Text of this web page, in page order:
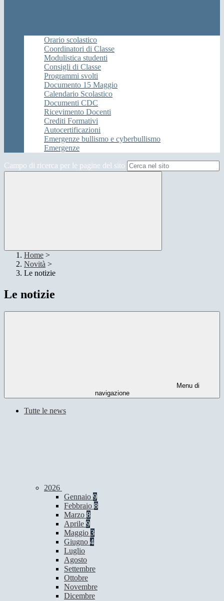
Orario scolastico
Coordinatori di Classe
Modulistica studenti
Consigli di Classe
Programmi svolti
Documento 15 Maggio
Calendario Scolastico
Documenti CDC
Ricevimento Docenti
Crediti Formativi
Autocertificazioni
Emergenze bullismo e cyberbullismo
Emergenze
Campo di ricerca per le pagine del sito
Home >
Novità >
Le notizie
Le notizie
Menu di
navigazione
Tutte le news
2026
Gennaio 9
Febbraio 8
Marzo 8
Aprile 9
Maggio 3
Giugno 4
Luglio
Agosto
Settembre
Ottobre
Novembre
Dicembre